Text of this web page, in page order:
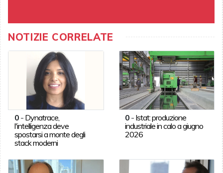
NOTIZIE CORRELATE
0- Dynatrace,
l'intelligenza deve
spostarsi a monte degli
stack moderni
0 - Istat: produzione
industriale in calo a giugno
2026